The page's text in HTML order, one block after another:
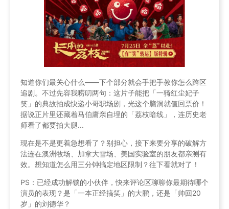
知道你们最关心什么——下个部分就会手把手教你怎么跨区
追剧。不过先容我唠叨两句：这片子能把「一骑红尘妃子
笑」的典故拍成快递小哥职场剧，光这个脑洞就值回票价！
据说正片里还藏着马伯庸亲自埋的「荔枝暗线」，连历史老
师看了都要拍大腿...
现在是不是更着急想看了？别担心，接下来要分享的破解方
法连在澳洲牧场、加拿大雪场、美国实验室的朋友都亲测有
效。想知道怎么用三分钟搞定地区限制？往下看就对了！
PS：已经成功解锁的小伙伴，快来评论区聊聊你最期待哪个
演员的表现？是「一本正经搞笑」的大鹏，还是「帅回20
岁」的刘德华？